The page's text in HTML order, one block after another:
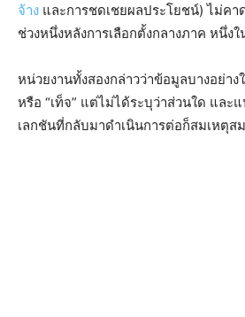
จ้าง และการชดเชยผลประโยชน์) ไม่คา
ช่วงหนึ่งหลังการเลือกตั้งกลางภาค หนึ่ง
หน่วยงานทั้งสองกล่าวว่าข้อมูลบางอย่าง
หรือ “เท็จ” แต่ไม่ได้ระบุว่าส่วนใด และ
เลกชันที่กลับมาดำเนินการต่อก็สมเหตุส